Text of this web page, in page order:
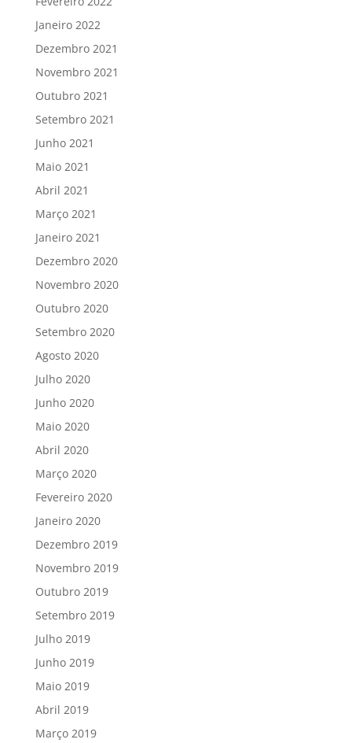
Janeiro 2022
Dezembro 2021
Novembro 2021
Outubro 2021
Setembro 2021
Junho 2021
Maio 2021
Abril 2021
Março 2021
Janeiro 2021
Dezembro 2020
Novembro 2020
Outubro 2020
Setembro 2020
Agosto 2020
Julho 2020
Junho 2020
Maio 2020
Abril 2020
Março 2020
Fevereiro 2020
Janeiro 2020
Dezembro 2019
Novembro 2019
Outubro 2019
Setembro 2019
Julho 2019
Junho 2019
Maio 2019
Abril 2019
Março 2019